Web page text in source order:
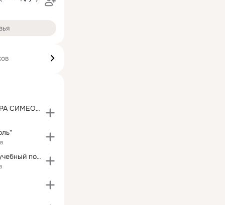
ДИЕТА ДОКТОРА СИМЕОНСА (HCG)
Новогорный - учебный полк ГО